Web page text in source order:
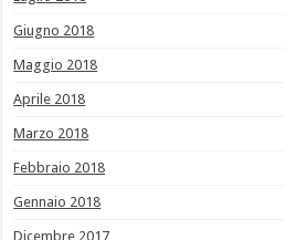
Giugno 2018
Maggio 2018
Aprile 2018
Marzo 2018
Febbraio 2018
Gennaio 2018
Dicembre 2017